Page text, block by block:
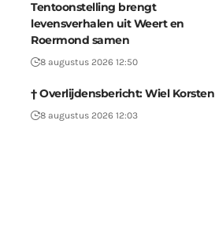
Tentoonstelling brengt
levensverhalen uit Weert en
Roermond samen
8 augustus 2026 12:50
† Overlijdensbericht: Wiel Korsten
8 augustus 2026 12:03